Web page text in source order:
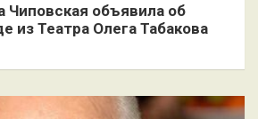
Чиповская объявила об
из Театра Олега Табакова